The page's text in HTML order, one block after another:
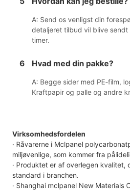
A: Send os venligst din
detaljeret tilbud vil blive
timer.
6 Hvad med din pakke?
A: Begge sider med PE-film,
Kraftpapir og palle og andre
Virksomhedsfordelen
· Råvarerne i Mclpanel
miljøvenlige, som kommer fra
· Produktet er af overlegen
standard i branchen.
· Shanghai mclpanel New Materials